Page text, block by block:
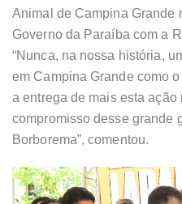
Animal de Campina Grande
Governo da Paraíba com a
“Nunca, na nossa história,
em Campina Grande como
a entrega de mais esta
compromisso desse grande
Borborema”, comentou.